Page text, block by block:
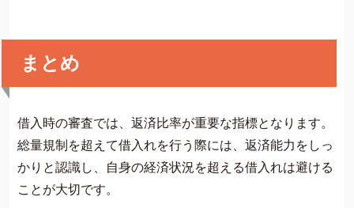
まとめ
借入時の審査では、返済比率が重要な指標となります。
総量規制を超えて借入れを行う際には、返済能力をしっ
かりと認識し、自身の経済状況を超える借入れは避ける
ことが大切です。